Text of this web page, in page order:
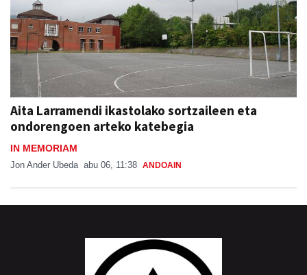
Aita Larramendi ikastolako sortzaileen eta
ondorengoen arteko katebegia
IN MEMORIAM
Jon Ander Ubeda abu 06, 11:38 ANDOAIN